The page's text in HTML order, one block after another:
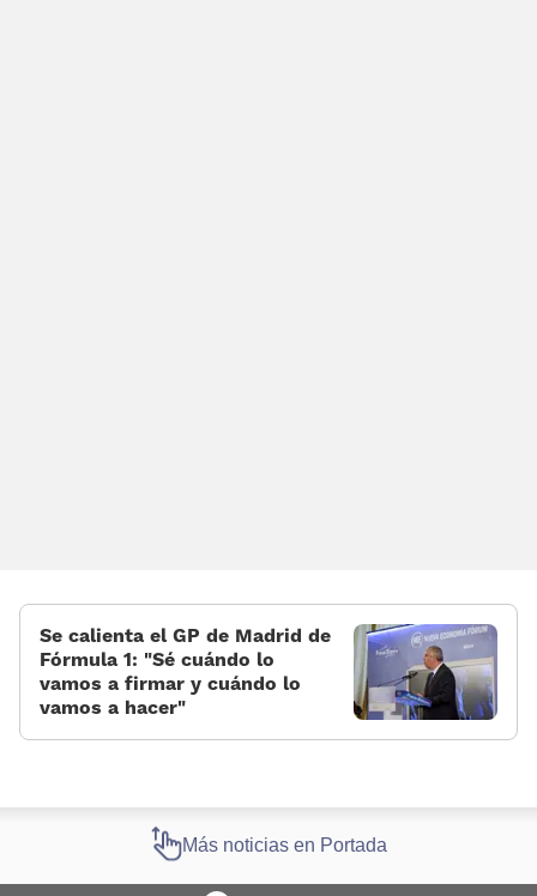
Se calienta el GP de Madrid de
Fórmula 1: «Sé cuándo lo
vamos a firmar y cuándo lo
vamos a hacer»
Más noticias en Portada